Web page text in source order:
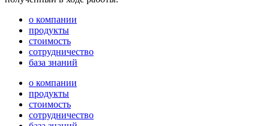
о компании
продукты
стоимость
сотрудничество
база знаний
о компании
продукты
стоимость
сотрудничество